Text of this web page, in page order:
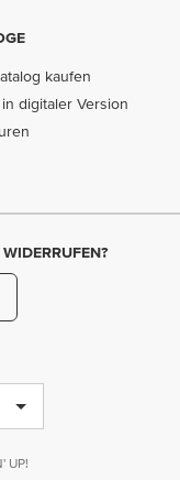
kaufen
in digitaler Version
UP!